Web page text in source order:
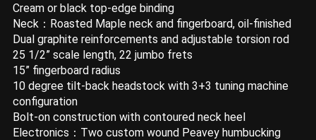
Cream or black top-edge binding
Neck：Roasted Maple neck and fingerboard, oil-finished
Dual graphite reinforcements and adjustable torsion rod
25 1/2” scale length, 22 jumbo frets
15” fingerboard radius
10 degree tilt-back headstock with 3+3 tuning machine
configuration
Bolt-on construction with contoured neck heel
Electronics：Two custom wound Peavey humbucking